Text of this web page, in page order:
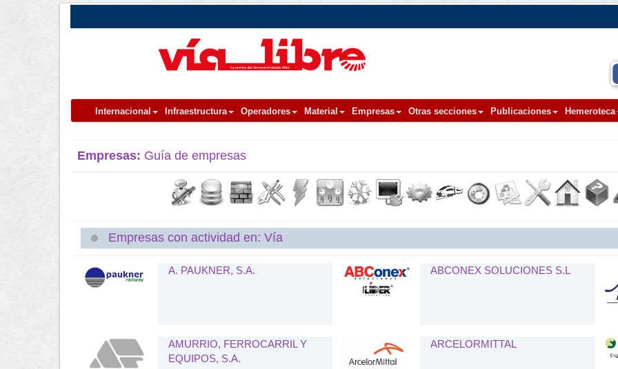
Internacional Infraestructura Operadores Material Empresas Otras secciones Publicaciones Hemeroteca
Empresas: Guía de empresas
Empresas con actividad en: Vía
A. PAUKNER, S.A. ABCONEX SOLUCIONES S.L
AMURRIO, FERROCARRIL Y
EQUIPOS, S.A.
ARCELORMITTAL